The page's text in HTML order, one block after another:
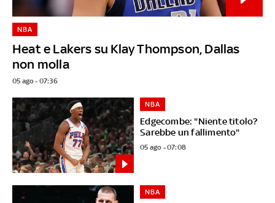
Heat e Lakers su Klay Thompson, Dallas
non molla
NBA
05 ago - 07:36
Edgecombe: "Niente titolo?
Sarebbe un fallimento"
NBA
05 ago - 07:08
NBA